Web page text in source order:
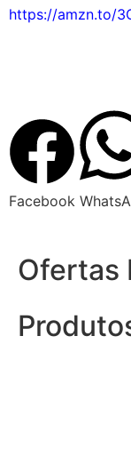
https://amzn.to/
Facebook
Ofertas